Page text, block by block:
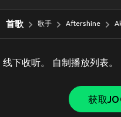
首歌 歌手 Aftershine
线下收听。 自制播放列表。
获取